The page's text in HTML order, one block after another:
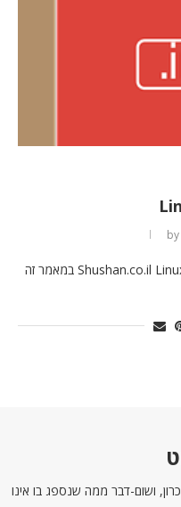
by
כל הזכויות שמורות לטל בן שושן – Shushan.co.il Linux DNS במאמר זה
ושום-דבר ממה שנספג בו אינו